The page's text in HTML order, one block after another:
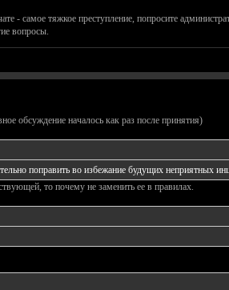
- самое тяжкое преступление, попросите
вопросы.
обсуждение началось как раз после принятия)
поправить во избежание будущих неприятных
то почему не заменить ее в правилах.